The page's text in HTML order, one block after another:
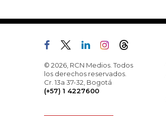
© 2026, RCN Medios. Todos
los derechos reservados.
Cr. 13a 37-32, Bogotá
(+57) 1 4227600